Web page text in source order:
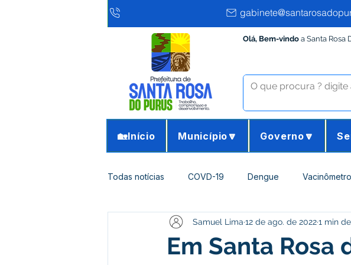
Olá, Bem-vindo a Santa Rosa
🏡Início Município🔽 Governo🔽
Todas notícias COVD-19 Dengue Vacinômetro
Infraestrutura e Obras Agricultura e Meio Ambiente
Em Santa Rosa
Samuel Lima 12 de ago. de 20221 min